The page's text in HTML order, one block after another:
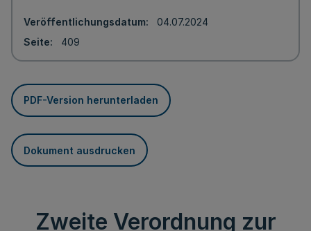
Veröffentlichungsdatum
04.07.2024
Seite
409
PDF-Version herunterladen
Dokument ausdrucken
Zweite Verordnung zur